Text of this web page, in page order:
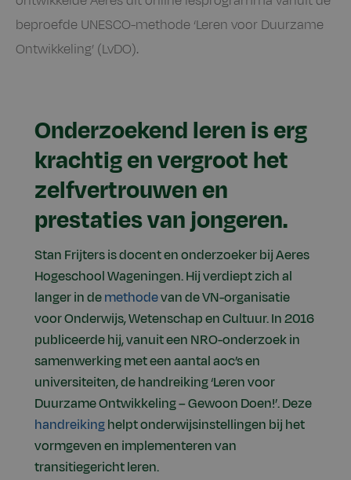
beproefde UNESCO-methode ‘Leren voor Duurzame
Ontwikkeling’ (LvDO).
Onderzoekend leren is erg
krachtig en vergroot het
zelfvertrouwen en
prestaties van jongeren.
Stan Frijters is docent en onderzoeker bij Aeres
Hogeschool Wageningen. Hij verdiept zich al
langer in demethodevan de VN-organisatie
voor Onderwijs, Wetenschap en Cultuur. In 2016
publiceerde hij, vanuit een NRO-onderzoek in
samenwerking met een aantal aoc’s en
universiteiten, de handreiking ‘Leren voor
Duurzame Ontwikkeling – Gewoon Doen!’. Deze
handreikinghelpt onderwijsinstellingen bij het
vormgeven en implementeren van
transitiegericht leren.